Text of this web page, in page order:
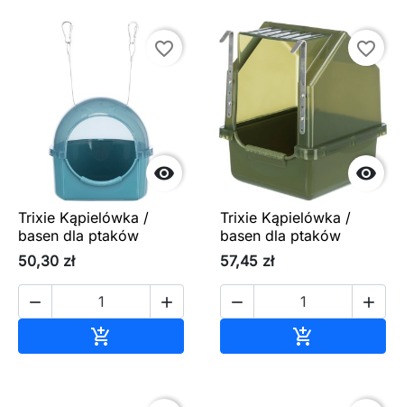

favorite_border
Trixie Kąpielówka /
basen dla ptaków
50,30 zł
 


favorite_border
Trixie Kąpielówka /
basen dla ptaków
57,45 zł
 
